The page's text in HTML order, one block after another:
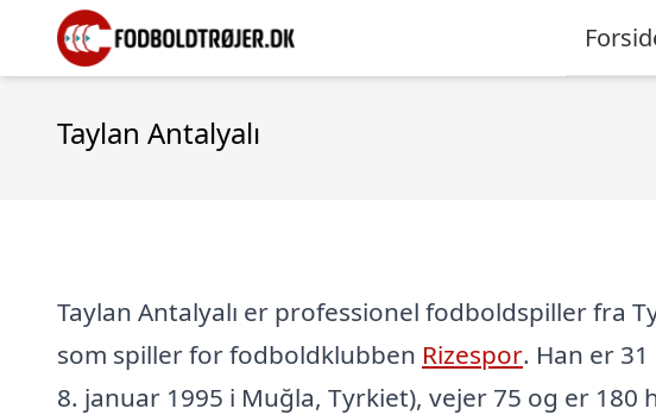
Taylan Antalyalı
Taylan Antalyalı er professionel fodboldspiller fra
som spiller for fodboldklubben Rizespor. Han er
8. januar 1995 i Muğla, Tyrkiet), vejer 75 og er 180